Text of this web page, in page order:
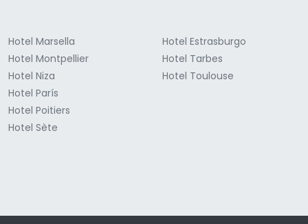
Hotel Marsella
Hotel Montpellier
Hotel Niza
Hotel París
Hotel Poitiers
Hotel Sète
Hotel Estrasburgo
Hotel Tarbes
Hotel Toulouse